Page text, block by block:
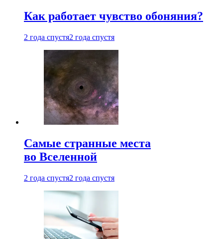
Как работает чувство обоняния?
2 года спустя2 года спустя
Самые странные места
во Вселенной
2 года спустя2 года спустя